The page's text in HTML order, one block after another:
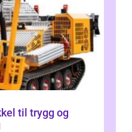
til trygg og